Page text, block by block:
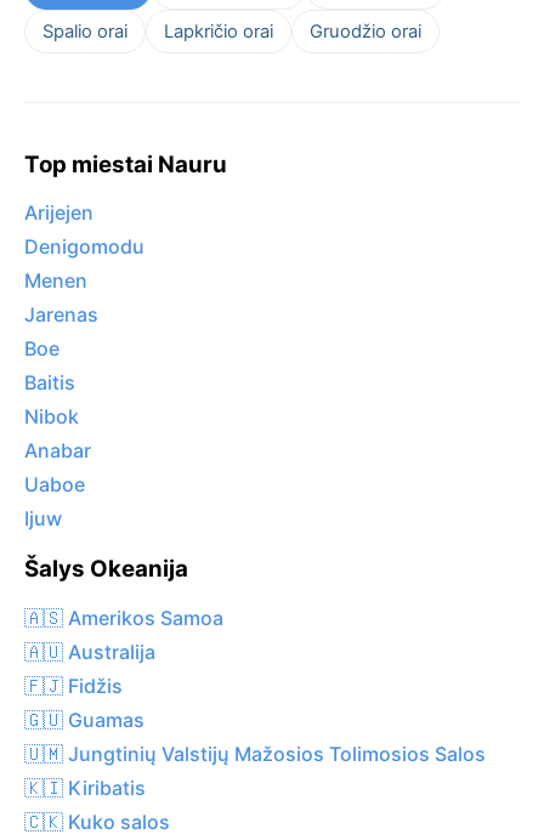
Spalio orai Lapkričio orai Gruodžio orai
Top miestai Nauru
Arijejen
Denigomodu
Menen
Jarenas
Boe
Baitis
Nibok
Anabar
Uaboe
Ijuw
Šalys Okeanija
🇦🇸 Amerikos Samoa
🇦🇺 Australija
🇫🇯 Fidžis
🇬🇺 Guamas
🇺🇲 Jungtinių Valstijų Mažosios Tolimosios Salos
🇰🇮 Kiribatis
🇨🇰 Kuko salos